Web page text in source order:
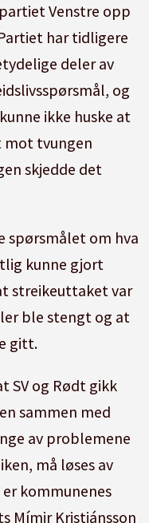
Venstre opp
har tidligere
deler av
og
ikke huske at
mot tvungen
skjedde det
spørsmålet om hva
kunne gjort
streikeuttaket var
ble stengt og at
gitt.
SV og Rødt gikk
sammen med
av problemene
må løses av
kommunenes
Mímir Kristjánsson